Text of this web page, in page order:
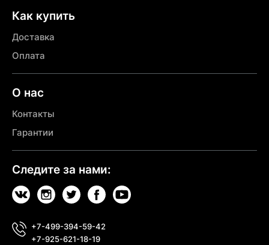
Как купить
Доставка
Оплата
О нас
Контакты
Гарантии
Следите за нами:
+7-499-394-59-42
+7-925-621-18-19